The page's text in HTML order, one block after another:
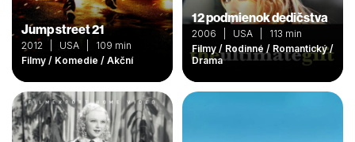
Jump street 21
2012 | USA | 109 min
Filmy / Komedie / Akční
12 podmienok dedičstva
2006 | USA | 113 min
Filmy / Rodinné / Romantický /
Drama